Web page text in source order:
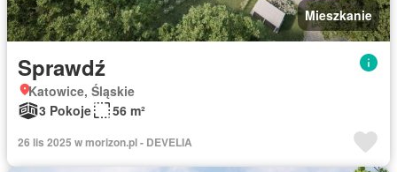
Mieszkanie
Sprawdź
Katowice, Śląskie
3 Pokoje
56 m²
26 lis 2025 w morizon.pl - DEVELIA